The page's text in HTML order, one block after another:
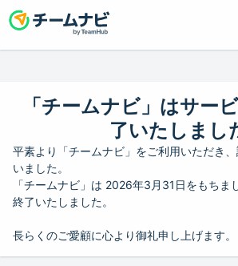
「チームナビ」はサー
了いたしまし
平素より「チームナビ」をご利用いただき
いました。
「チームナビ」は 2026年3月31日をもちま
終了いたしました。
長らくのご愛顧に心より御礼申し上げます。